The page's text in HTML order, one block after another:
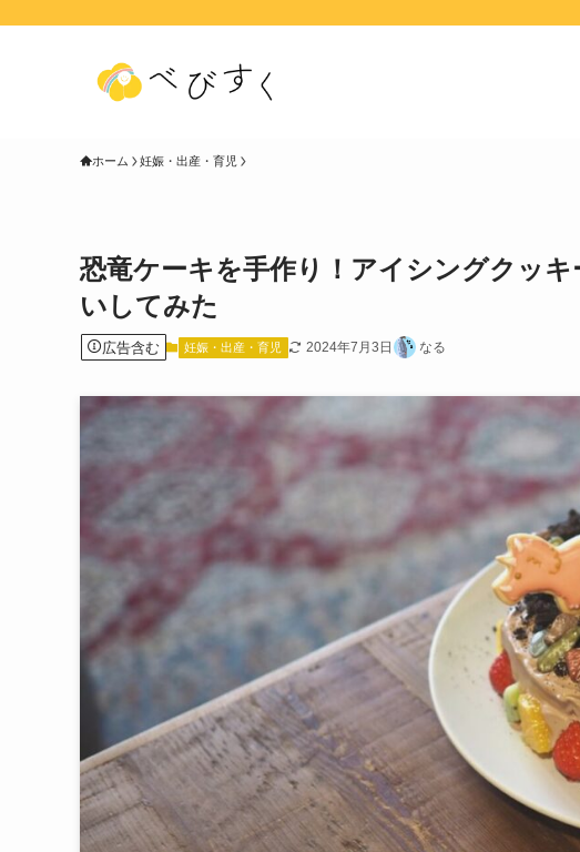
ホーム 妊娠・出産・育児
恐竜ケーキを手作り！アイシングクッ
いしてみた
広告含む 妊娠・出産・育児 2024年7月3日 なる